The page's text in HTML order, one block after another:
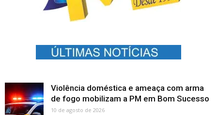
Violência doméstica e ameaça com arma
de fogo mobilizam a PM em Bom Sucesso
10 de agosto de 2026